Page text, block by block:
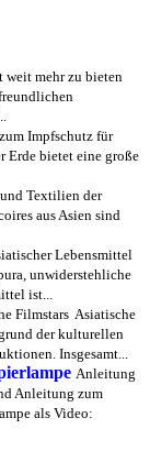
mehr zu bieten
Impfschutz für
Erde bietet eine große
Textilien der
aus Asien sind
Lebensmittel
unwiderstehliche
ist...
Filmstars Asiatische
der kulturellen
Insgesamt...
Anleitung
Anleitung zum
als Video: